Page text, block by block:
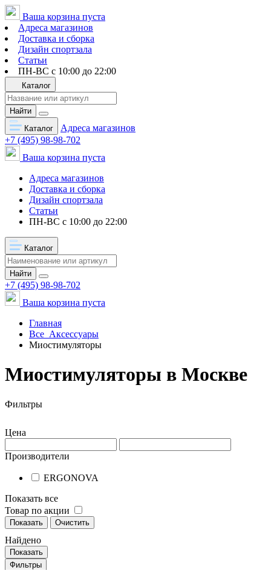
Ваша корзина пуста
Адреса магазинов
Доставка и сборка
Дизайн спортзала
Статьи
ПН-ВС с 10:00 до 22:00
Каталог
Найти
Каталог
Адреса магазинов
+7 (495) 98-98-702
Ваша корзина пуста
Адреса магазинов
Доставка и сборка
Дизайн спортзала
Статьи
ПН-ВС с 10:00 до 22:00
Каталог
Найти
+7 (495) 98-98-702
Ваша корзина пуста
Главная
Все Аксессуары
Миостимуляторы
Миостимуляторы в Москве
Фильтры
Цена
Производители
ERGONOVA
Показать все
Товар по акции
Показать Очистить
Найдено
Показать
Фильтры